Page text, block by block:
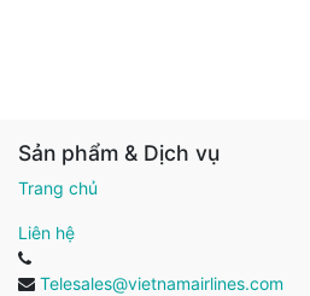
Sản phẩm & Dịch vụ
Trang chủ
Liên hệ
Telesales@vietnamairlines.com